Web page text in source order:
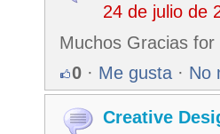
24 de julio de
Muchos Gracias
0 · Me gusta · No
Creative